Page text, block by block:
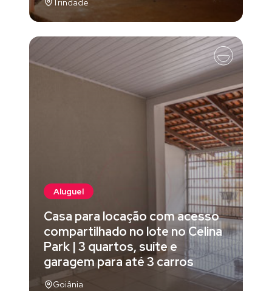
Aluguel
Casa para locação com acesso
compartilhado no lote no Celina
Park | 3 quartos, suíte e
garagem para até 3 carros
Goiânia